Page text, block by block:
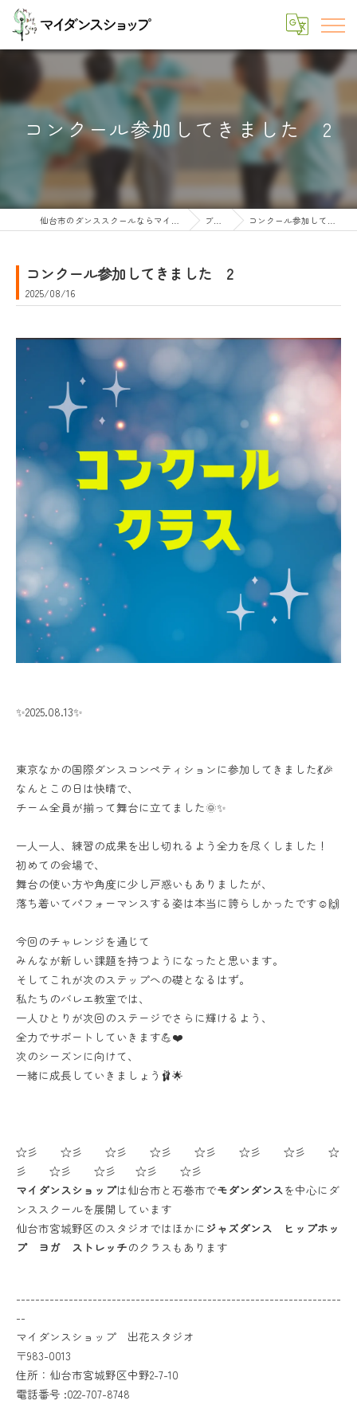
コンクール参加してきました 2
仙台市のダンススクールならマイダンスショップ ブログ コンクール参加してきました 2
コンクール参加してきました 2
2025/08/16
✨2025.08.13✨
東京なかの国際ダンスコンペティションに参加してきました💃🎉
なんとこの日は快晴で、
チーム全員が揃って舞台に立てました🌞✨
一人一人、練習の成果を出し切れるよう全力を尽くしました！
初めての会場で、
舞台の使い方や角度に少し戸惑いもありましたが、
落ち着いてパフォーマンスする姿は本当に誇らしかったです☺️🙌
今回のチャレンジを通じて
みんなが新しい課題を持つようになったと思います。
そしてこれが次のステップへの礎となるはず。
私たちのバレエ教室では、
一人ひとりが次回のステージでさらに輝けるよう、
全力でサポートしていきます💪❤️
次のシーズンに向けて、
一緒に成長していきましょう🩰🌟
☆彡 ☆彡 ☆彡 ☆彡 ☆彡 ☆彡 ☆彡 ☆
彡 ☆彡 ☆彡 ☆彡 ☆彡
マイダンスショップは仙台市と石巻市でモダンダンスを中心にダ
ンススクールを展開しています
仙台市宮城野区のスタジオではほかに ジャズダンス ヒップホッ
プ ヨガ ストレッチのクラスもあります
--------------------------------------------------------------------
--
マイダンスショップ 出花スタジオ
〒983-0013
住所：仙台市宮城野区中野2-7-10
電話番号 :022-707-8748